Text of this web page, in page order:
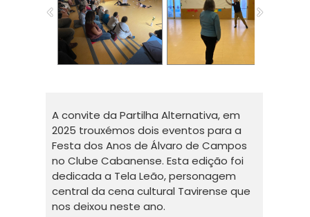
A convite da Partilha Alternativa, em
2025 trouxémos dois eventos para a
Festa dos Anos de Álvaro de Campos
no Clube Cabanense. Esta edição foi
dedicada a Tela Leão, personagem
central da cena cultural Tavirense que
nos deixou neste ano.